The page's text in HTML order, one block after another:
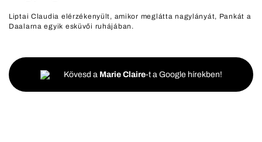
Liptai Claudia elérzékenyült, amikor meglátta nagylányát, Pankát a
Daalarna egyik esküvői ruhájában.
Kövesd a Marie Claire-t a Google hírekben!